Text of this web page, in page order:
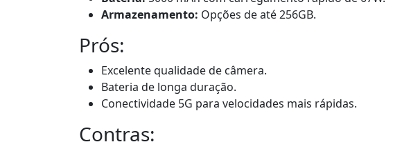
Armazenamento: Opções de até 256GB.
Prós:
Excelente qualidade de câmera.
Bateria de longa duração.
Conectividade 5G para velocidades mais rápidas.
Contras: